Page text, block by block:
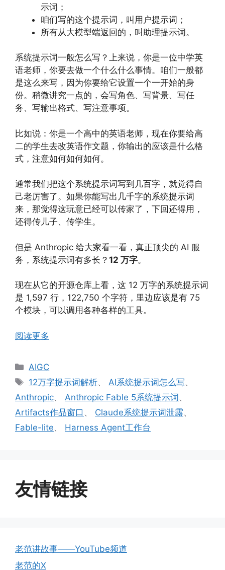
示词；
咱们写的这个提示词，叫用户提示词；
所有从大模型端返回的，叫助理提示词。
系统提示词一般怎么写？上来说，你是一位中学英
语老师，你要去做一个什么什么事情。咱们一般都
是这么来写，因为你要给它设置一个一开始的身
份。稍微讲究一点的，会写角色、写背景、写任
务、写输出格式、写注意事项。
比如说：你是一个高中的英语老师，现在你要给高
二的学生去改英语作文题，你输出的应该是什么格
式，注意如何如何如何。
通常我们把这个系统提示词写到几百字，就觉得自
己老厉害了。如果你能写出几千字的系统提示词
来，那觉得这玩意已经可以传家了，下回还得用，
还得传儿子、传学生。
但是 Anthropic 给大家看一看，真正顶尖的 AI 服
务，系统提示词有多长？ 12 万字。
现在从它的开源仓库上看，这 12 万字的系统提示词
是 1,597 行，122,750 个字符，里边应该是有 75
个模块，可以调用各种各样的工具。
阅读更多
分
类
AIGC
标
签
12万字提示词解析、 AI系统提示词怎么写、
Anthropic、 Anthropic Fable 5系统提示词、
Artifacts作品窗口 、 Claude系统提示词泄露、
Fable-lite、 Harness Agent工作台
友情链接
老范讲故事——YouTube频道
老范的X